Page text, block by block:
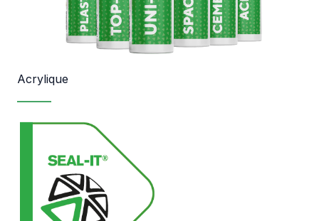
Acrylique